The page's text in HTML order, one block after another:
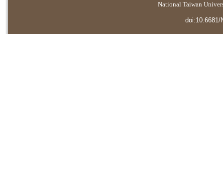
National Taiwan
doi:10.6681/